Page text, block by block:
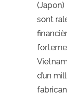
(Japon)
sont
d’un